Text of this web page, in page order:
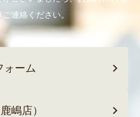
連絡ください。
ォーム
嶋店）